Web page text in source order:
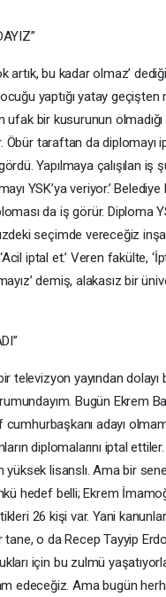
artık, bu kadar olmaz’
yaptığı yatay
ufak bir kusurunun
Öbür taraftan da
Yapılmaya çalışılan iş
YSK’ya veriyor.’
da iş görür. Diploma
seçimde vereceğiz
iptal et.’ Veren fakülte,
demiş, alakasız bir
televizyon yayından
Bugün Ekrem
cumhurbaşkanı adayı
diplomalarını iptal
yüksek lisanslı. Ama bir
hedef belli; Ekrem
26 kişi var. Yani
o da Recep Tayyip
için bu zulmü
edeceğiz. Ama bugün